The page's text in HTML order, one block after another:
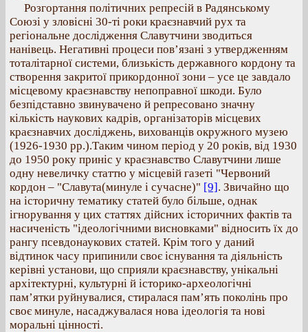
Розгортання політичних репресій в Радянському
Союзі у зловісні 30-ті роки краєзнавчий рух та
регіональне дослідження Славутчини зводиться
нанівець. Негативні процеси пов’язані з утвердженням
тоталітарної системи, близькість державного кордону та
створення закритої прикордонної зони – усе це завдало
місцевому краєзнавству непоправної шкоди. Було
безпідставно звинувачено й репресовано значну
кількість наукових кадрів, організаторів місцевих
краєзнавчих досліджень, вихованців окружного музею
(1926-1930 рр.).Таким чином період у 20 років, від 1930
до 1950 року приніс у краєзнавство Славутчини лише
одну невеличку статтю у місцевій газеті "Червоний
кордон – "Славута(минуле і сучасне)" [9]. Звичайно що
на історичну тематику статей було більше, однак
ігнорування у цих статтях дійсних історичних фактів та
насиченість "ідеологічними висновками" відносить їх до
рангу псевдонаукових статей. Крім того у даний
відтинок часу припинили своє існування та діяльність
керівні установи, що сприяли краєзнавству, унікальні
архітектурні, культурні й історико-археологічні
пам’ятки руйнувалися, стиралася пам’ять поколінь про
своє минуле, насаджувалася нова ідеологія та нові
моральні цінності.